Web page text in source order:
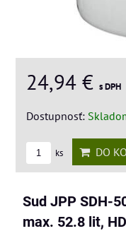
24,94 € s DPH
Dostupnosť:
ks DO
Sud JPP SDH-
max. 52.8 lit,